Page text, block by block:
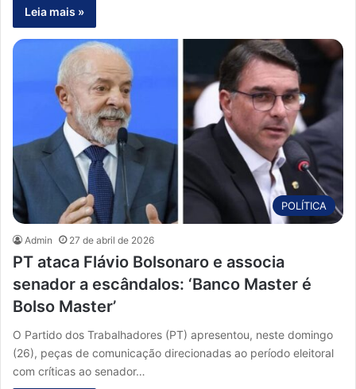
Leia mais »
POLÍTICA
Admin 27 de abril de 2026
PT ataca Flávio Bolsonaro e associa
senador a escândalos: ‘Banco Master é
Bolso Master’
O Partido dos Trabalhadores (PT) apresentou, neste domingo
(26), peças de comunicação direcionadas ao período eleitoral
com críticas ao senador…